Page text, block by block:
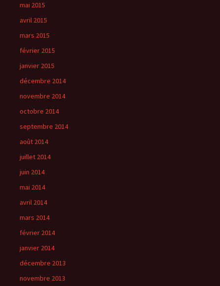
mai 2015
avril 2015
mars 2015
février 2015
janvier 2015
décembre 2014
novembre 2014
octobre 2014
septembre 2014
août 2014
juillet 2014
juin 2014
mai 2014
avril 2014
mars 2014
février 2014
janvier 2014
décembre 2013
novembre 2013